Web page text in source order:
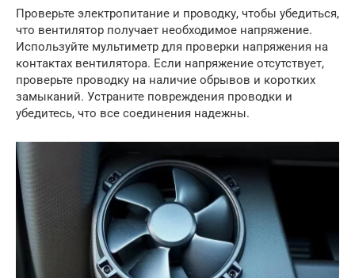
Проверьте электропитание и проводку, чтобы убедиться,
что вентилятор получает необходимое напряжение.
Используйте мультиметр для проверки напряжения на
контактах вентилятора. Если напряжение отсутствует,
проверьте проводку на наличие обрывов и коротких
замыканий. Устраните повреждения проводки и
убедитесь, что все соединения надежны.